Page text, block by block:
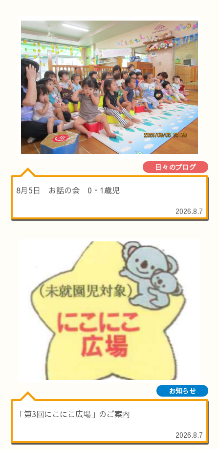
日々のブログ
8月5日 お話の会 0・1歳児
2026.8.7
お知らせ
「第3回にこにこ広場」のご案内
2026.8.7